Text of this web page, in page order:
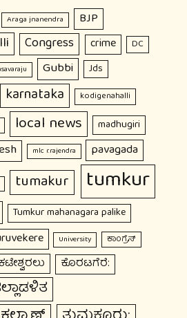
Araga jnanendra BJP
Congress crime DC
Gubbi Jds
karnataka kodigenahalli
local news madhugiri
mlc r.rajendra pavagada
tumakur tumkur
Tumkur mahanagara palike
University ಕಾಂಗ್ರೆಸ್
ಕೊರಟಗೆರೆ: